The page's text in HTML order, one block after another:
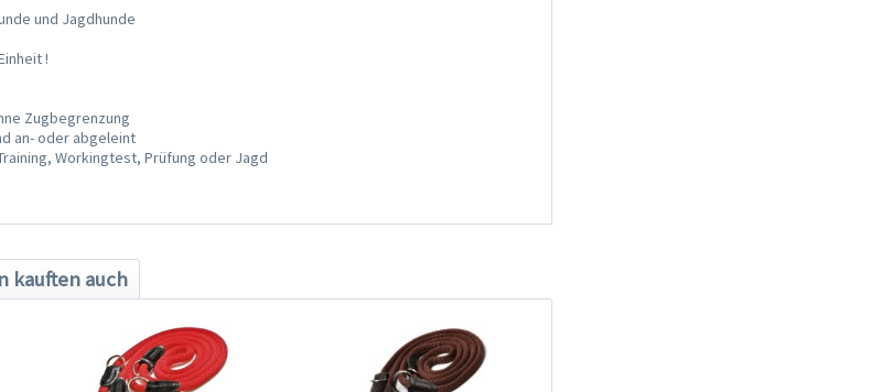
und Jagdhunde
!
Zugbegrenzung
an- oder abgeleint
Workingtest, Prüfung oder Jagd
kauften auch